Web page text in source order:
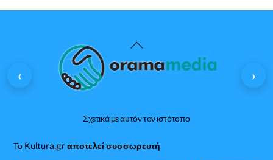
Back
To
Σχετικά με αυτόν τον ιστότοπο
Το Kultura.grαποτελεί συσσωρευτή
‹ ›